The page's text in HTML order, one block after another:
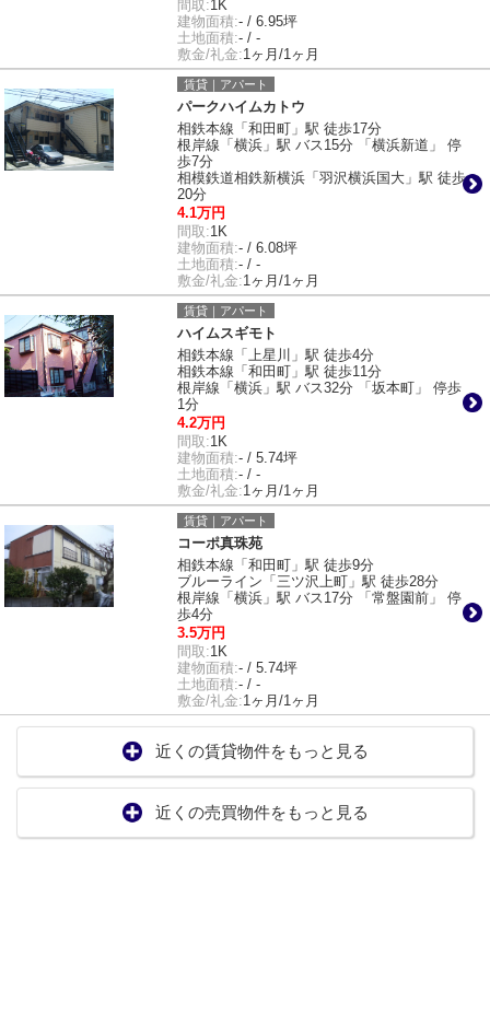
間取:1K
建物面積:- / 6.95坪
土地面積:- / -
敷金/礼金:1ヶ月/1ヶ月
賃貸｜アパート
パークハイムカトウ
相鉄本線「和田町」駅 徒歩17分
根岸線「横浜」駅 バス15分 「横浜新道」 停
歩7分
相模鉄道相鉄新横浜「羽沢横浜国大」駅 徒歩
20分
4.1万円
間取:1K
建物面積:- / 6.08坪
土地面積:- / -
敷金/礼金:1ヶ月/1ヶ月
賃貸｜アパート
ハイムスギモト
相鉄本線「上星川」駅 徒歩4分
相鉄本線「和田町」駅 徒歩11分
根岸線「横浜」駅 バス32分 「坂本町」 停歩
1分
4.2万円
間取:1K
建物面積:- / 5.74坪
土地面積:- / -
敷金/礼金:1ヶ月/1ヶ月
賃貸｜アパート
コーポ真珠苑
相鉄本線「和田町」駅 徒歩9分
ブルーライン「三ツ沢上町」駅 徒歩28分
根岸線「横浜」駅 バス17分 「常盤園前」 停
歩4分
3.5万円
間取:1K
建物面積:- / 5.74坪
土地面積:- / -
敷金/礼金:1ヶ月/1ヶ月
近くの賃貸物件をもっと見る
近くの売買物件をもっと見る